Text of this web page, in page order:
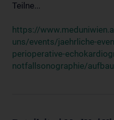
Teilne...
https://
uns/events/jaehrliche-
perioperative-
notfallsonographie/